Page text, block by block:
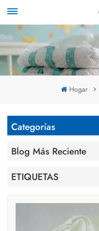
Hogar
Categorías
Blog Más Reciente
ETIQUETAS